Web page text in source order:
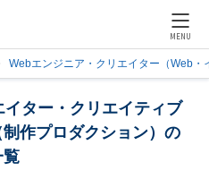
MENU
Webエンジニア・クリエイター（Web・
ター・クリエイティブ
作プロダクション）の
覧